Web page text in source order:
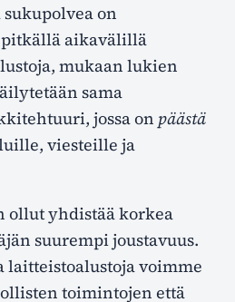
on
aikavälillä
mukaan lukien
sama
jossa on päästä
viesteille ja
ollut yhdistää korkea
suurempi joustavuus.
laitteistoalustoja voimme
toimintojen että